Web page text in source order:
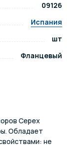
09126
Испания
шт
Фланцевый
Cepex
Обладает
не